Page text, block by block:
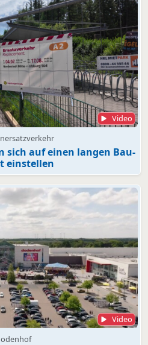
Video
sich auf einen langen Bau-
einstellen
Video